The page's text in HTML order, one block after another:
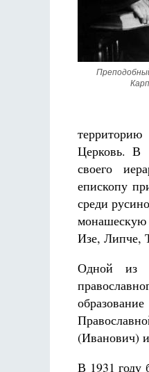
Церковь. В
своего
епископу
среди
Изе, Липче,
Одной из
(Иванович)
В 1931 году